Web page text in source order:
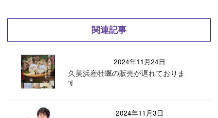
関連記事
2024年11月24日
久美浜産牡蠣の販売が遅れておりま
す
2024年11月3日